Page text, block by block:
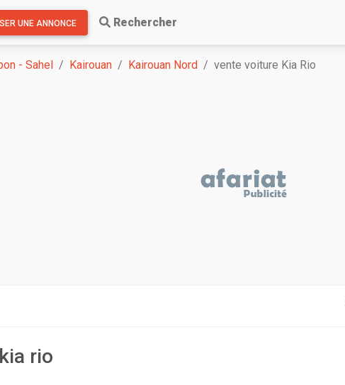
UNE ANNONCE Rechercher
- Sahel Kairouan Kairouan Nord vente voiture Kia Rio
rio